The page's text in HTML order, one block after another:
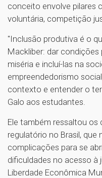
conceito envolve pilares
voluntária, competição
"Inclusão produtiva é o
Mackliber: dar condições
miséria e incluí-las na
empreendedorismo
contexto e entender o
Galo aos estudantes.
Ele também ressaltou os
regulatório no Brasil, que
complicações para se
dificuldades no acesso à
Liberdade Econômica